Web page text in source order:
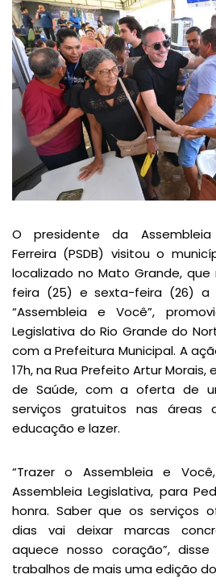
O presidente da Assembleia
Ferreira (PSDB) visitou o
localizado no Mato Grande,
feira (25) e sexta-feira (26) a
“Assembleia e Você”,
Legislativa do Rio Grande do
com a Prefeitura Municipal. A
17h, na Rua Prefeito Artur
de Saúde, com a oferta de
serviços gratuitos nas áreas
educação e lazer.
“Trazer o Assembleia e
Assembleia Legislativa, para
honra. Saber que os serviços
dias vai deixar marcas
aquece nosso coração”,
trabalhos de mais uma edição